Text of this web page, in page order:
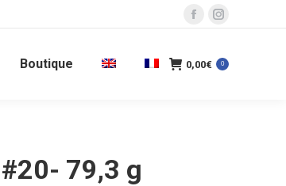
La
Facebook
La
Instagram
Boutique 0,00€ 0
79,3 g